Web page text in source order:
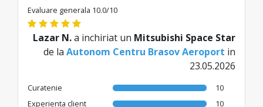
Evaluare generala 10.0/10
Lazar N.a inchiriat un Mitsubishi Space Star
de la Autonom Centru Brasov Aeroport in
23.05.2026
Curatenie
10
Experienta client
10